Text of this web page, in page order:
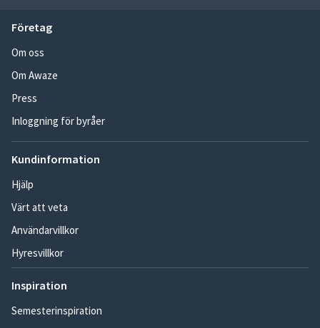
Företag
Om oss
Om Awaze
Press
Inloggning för byråer
Kundinformation
Hjälp
Värt att veta
Användarvillkor
Hyresvillkor
Inspiration
Semesterinspiration